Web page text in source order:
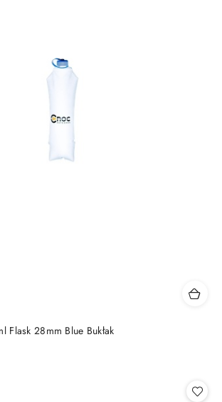
Flask 28mm Blue Bukłak